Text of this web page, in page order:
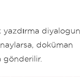
yazdırma
doküman
gönderilir.